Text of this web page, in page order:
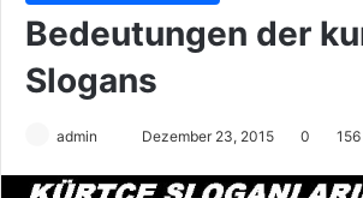
Bedeutungen der
Slogans
admin
n
Dezember 23, 2015 0 156